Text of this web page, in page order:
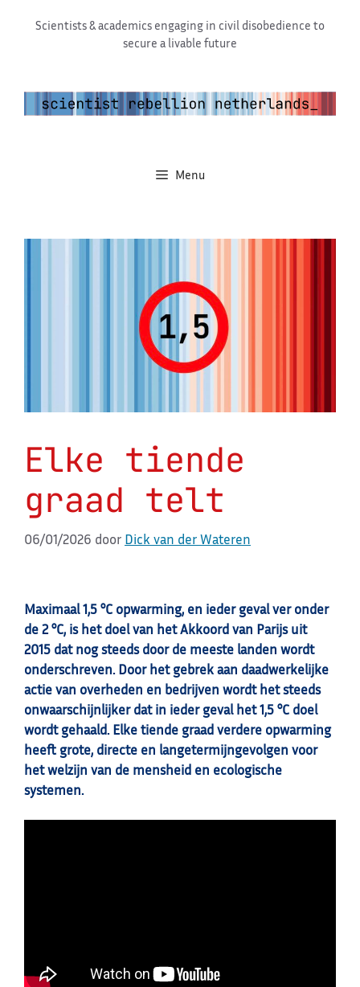
Scientists & academics engaging in civil disobedience to
secure a livable future
Menu
Elke tiende
graad telt
06/01/2026 door Dick van der Wateren
Maximaal 1,5 °C opwarming, en ieder geval ver onder
de 2 °C, is het doel van het Akkoord van Parijs uit
2015 dat nog steeds door de meeste landen wordt
onderschreven. Door het gebrek aan daadwerkelijke
actie van overheden en bedrijven wordt het steeds
onwaarschijnlijker dat in ieder geval het 1,5 °C doel
wordt gehaald. Elke tiende graad verdere opwarming
heeft grote, directe en langetermijngevolgen voor
het welzijn van de mensheid en ecologische
systemen.